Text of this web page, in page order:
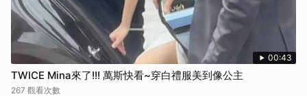
00:43
TWICE Mina來了!!! 萬斯快看~穿白禮服美到像公主
267 觀看次數